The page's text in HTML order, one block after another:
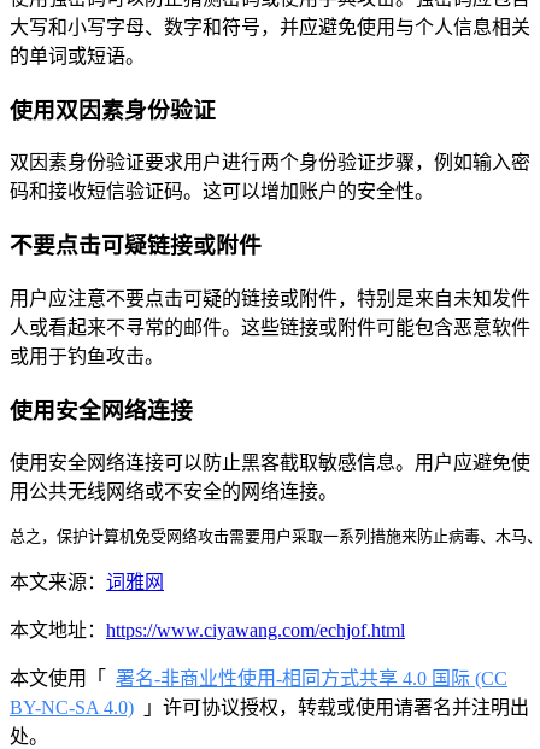
大写和小写字母、数字和符号，并应避免使用与个人信息相关
的单词或短语。
使用双因素身份验证
双因素身份验证要求用户进行两个身份验证步骤，例如输入密
码和接收短信验证码。这可以增加账户的安全性。
不要点击可疑链接或附件
用户应注意不要点击可疑的链接或附件，特别是来自未知发件
人或看起来不寻常的邮件。这些链接或附件可能包含恶意软件
或用于钓鱼攻击。
使用安全网络连接
使用安全网络连接可以防止黑客截取敏感信息。用户应避免使
用公共无线网络或不安全的网络连接。
本文来源： 词雅网
本文地址： https://www.ciyawang.com/echjof.html
本文使用「 署名-非商业性使用-相同方式共享 4.0 国际 (CC
BY-NC-SA 4.0) 」许可协议授权，转载或使用请署名并注明出
处。